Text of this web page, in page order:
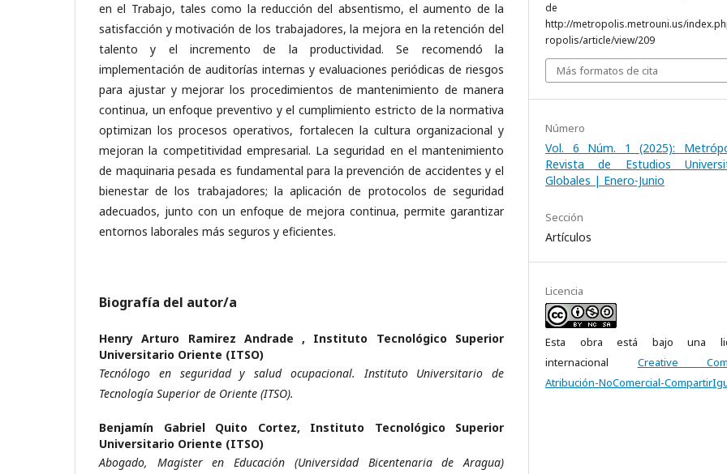
en el Trabajo, tales como la reducción del absentismo, el aumento de la
satisfacción y motivación de los trabajadores, la mejora en la retención del
talento y el incremento de la productividad. Se recomendó la
implementación de auditorías internas y evaluaciones periódicas de riesgos
para ajustar y mejorar los procedimientos de mantenimiento de manera
continua, un enfoque preventivo y el cumplimiento estricto de la normativa
optimizan los procesos operativos, fortalecen la cultura organizacional y
mejoran la competitividad empresarial. La seguridad en el mantenimiento
de maquinaria pesada es fundamental para la prevención de accidentes y el
bienestar de los trabajadores; la aplicación de protocolos de seguridad
adecuados, junto con un enfoque de mejora continua, permite garantizar
entornos laborales más seguros y eficientes.
Biografía del autor/a
Henry Arturo Ramirez Andrade , Instituto Tecnológico Superior
Universitario Oriente (ITSO)
Tecnólogo en seguridad y salud ocupacional. Instituto Universitario de
Tecnología Superior de Oriente (ITSO).
Benjamín Gabriel Quito Cortez, Instituto Tecnológico Superior
Universitario Oriente (ITSO)
Abogado, Magister en Educación (Universidad Bicentenaria de Aragua)
de
http://metropolis.metrouni.us/
ropolis/article/view/209
Más formatos de cita
Número
Vol. 6 Núm. 1 (2025):
Revista de Estudios
Globales | Enero-Junio
Sección
Artículos
Licencia
Esta obra está bajo una
internacional Creative
Atribución-NoComercial-